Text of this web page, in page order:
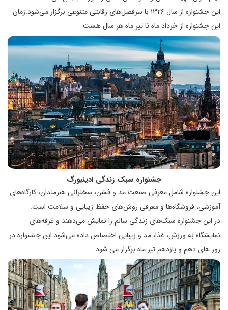
این جشنواره از سال ۱۳۲۶ با سرفصل‌های رقابتی متنوعی برگزار می‌شود.زمان
این جشنواره از خرداد ماه تا تیر ماه هر سال هست
جشنواره سبک زندگی ادینبورگ
این جشنواره شامل معرفی صنعت مد و فشن، سخنرانی هنرمندان، کارگاه‌های
آموزشی، فروشگاه‌ها و معرفی روش‌های حفظ زیبایی و سلامت است.
در این جشنواره سبک‌های زندگی سالم را نمایش می‌دهند و غرفه‌های
نمایشگاه به ورزش، غذا، مد و زیبایی اختصاص داده می‌شود این جشنواره در
روز های دهم و یازدهم تیر ماه برگزار می شود